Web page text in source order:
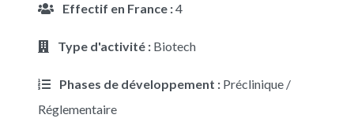
Effectif en France :4
Type d'activité : Biotech
Phases de développement : Préclinique /
Réglementaire